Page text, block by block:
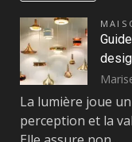
La lumière joue
perception et la